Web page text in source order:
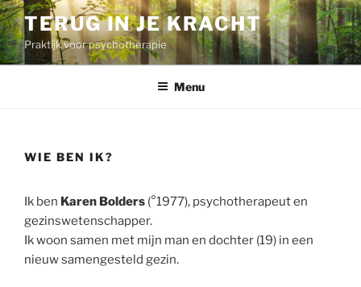
Ga
naar
de
inhoud
TERUG IN JE KRACHT
Praktijk voor psychotherapie
Menu
WIE BEN IK?
Ik ben Karen Bolders (°1977), psychotherapeut en
gezinswetenschapper.
Ik woon samen met mijn man en dochter (19) in een
nieuw samengesteld gezin.